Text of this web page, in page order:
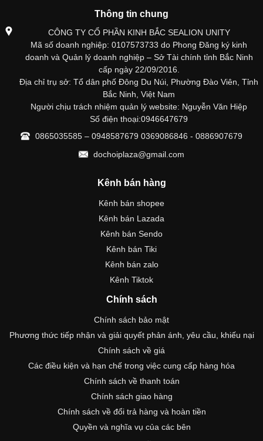
Thông tin chung
CÔNG TY CỔ PHẦN KINH BẮC SEALION UNITY
Mã số doanh nghiệp: 0107573733 do Phong Đăng ký kinh
doanh và Quản lý doanh nghiệp – Sở Tài chính tỉnh Bắc Ninh
cấp ngày 22/09/2016.
Địa chỉ trụ sở: Tổ dân phố Đông Du Núi, Phường Đào Viên, Tỉnh
Bắc Ninh, Việt Nam
Người chịu trách nhiệm quản lý website: Nguyễn Văn Hiệp
Số điện thoại:0946647679
0865035585 – 0948587679 0369086846 - 0886907679
dochoiplaza@gmail.com
Kênh bán hàng
Kênh bán shopee
Kênh bán Lazada
Kênh bán Sendo
Kênh bán Tiki
Kênh bán zalo
Kênh Tiktok
Chính sách
Chính sách bảo mật
Phương thức tiếp nhận và giải quyết phản ánh, yêu cầu, khiếu nại
Chính sách về giá
Các điều kiện và hạn chế trong việc cung cấp hàng hóa
Chính sách về thanh toán
Chính sách giao hàng
Chính sách về đổi trả hàng và hoàn tiền
Quyền và nghĩa vụ của các bên